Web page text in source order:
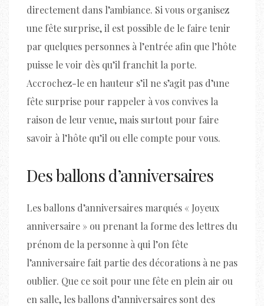
directement dans l’ambiance. Si vous organisez
une fête surprise, il est possible de le faire tenir
par quelques personnes à l’entrée afin que l’hôte
puisse le voir dès qu’il franchit la porte.
Accrochez-le en hauteur s’il ne s’agit pas d’une
fête surprise pour rappeler à vos convives la
raison de leur venue, mais surtout pour faire
savoir à l’hôte qu’il ou elle compte pour vous.
Des ballons d’anniversaires
Les ballons d’anniversaires marqués « Joyeux
anniversaire » ou prenant la forme des lettres du
prénom de la personne à qui l’on fête
l’anniversaire fait partie des décorations à ne pas
oublier. Que ce soit pour une fête en plein air ou
en salle, les ballons d’anniversaires sont des